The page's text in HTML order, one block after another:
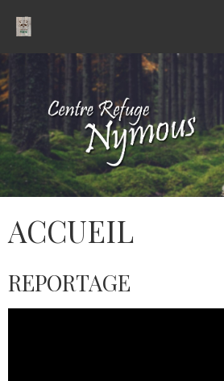
ACCUEIL
REPORTAGE